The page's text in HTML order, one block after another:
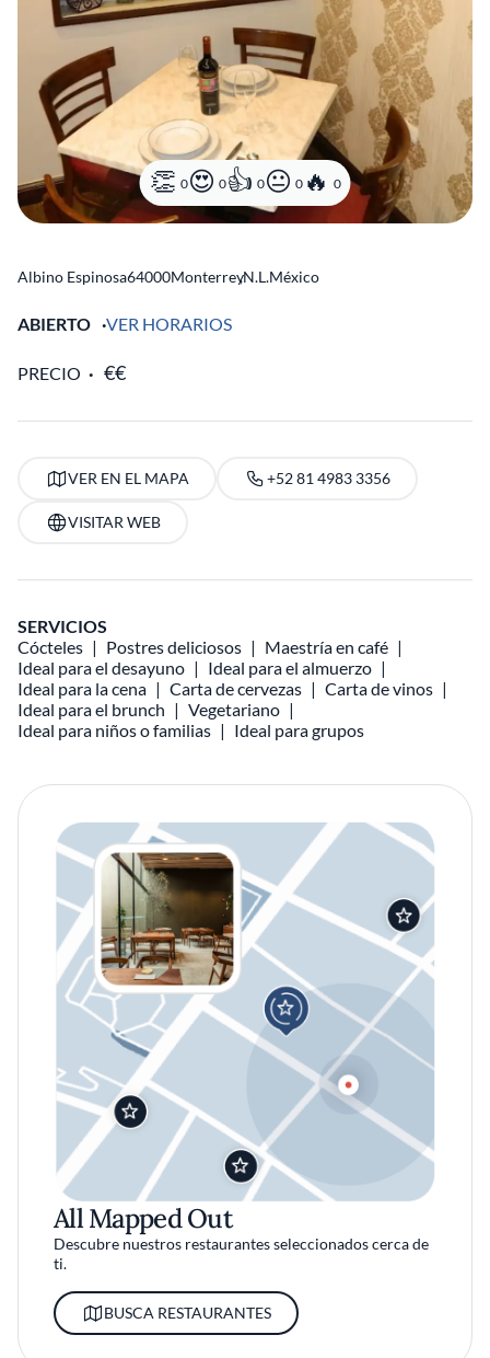
0 0 0 0 0
Albino Espinosa64000Monterrey
,N.L.México
ABIERTO VER HORARIOS
PRECIO
VER EN EL MAPA +52 81 4983 3356
VISITAR WEB
SERVICIOS
Cócteles
Postres deliciosos
Maestría en café
Ideal para el desayuno
Ideal para el almuerzo
Ideal para la cena
Carta de cervezas
Carta de vinos
Ideal para el brunch
Vegetariano
Ideal para niños o familias
Ideal para grupos
All Mapped Out
Descubre nuestros restaurantes seleccionados cerca de
ti.
BUSCA RESTAURANTES